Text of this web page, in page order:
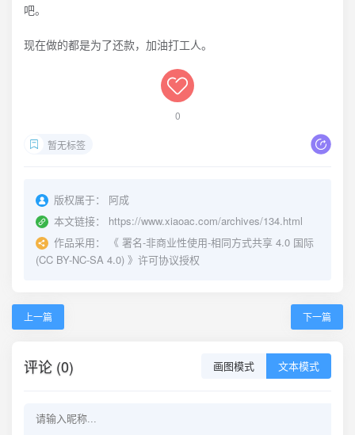
吧。
现在做的都是为了还款，加油打工人。
0
暂无标签
版权属于：
阿成
本文链接：
https://www.xiaoac.com/archives/134.html
作品采用：
《 署名-非商业性使用-相同方式共享 4.0 国际
(CC BY-NC-SA 4.0) 》许可协议授权
上一篇 下一篇
评论 (0) 画图模式 文本模式